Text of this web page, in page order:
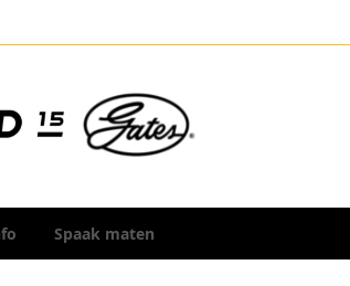
Spaak maten